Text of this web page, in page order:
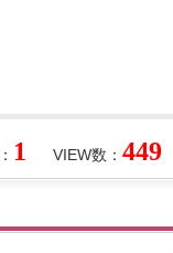
VIEW数： 449
1